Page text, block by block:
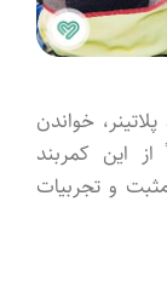
خواندن
این کمربند
و تجربیات